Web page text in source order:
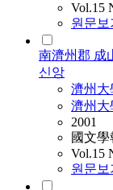
Vol.15
원문보
南濟州郡 成
신앙
濟州大
濟州大
2001
國文學
Vol.15
원문보